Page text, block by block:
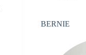
BERNIE